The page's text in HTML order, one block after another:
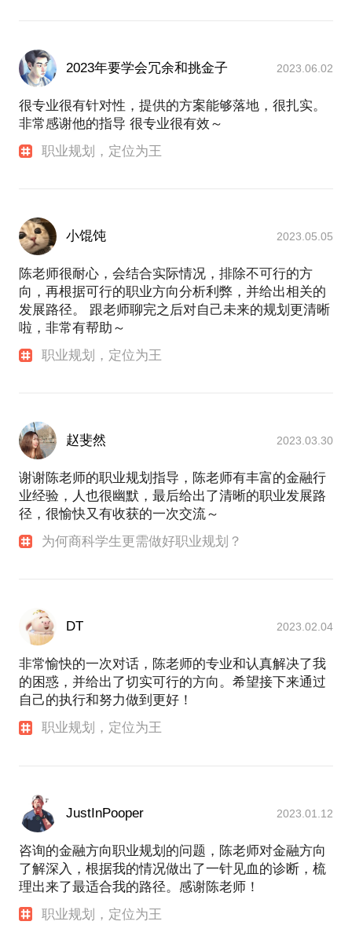
知乎专栏“方向的力量”
最新课程：
《职业规划x生涯地图》67节936分钟重磅干货课程
2023年要学会冗余和挑金子 2023.06.02
很专业很有针对性，提供的方案能够落地，很扎实。
非常感谢他的指导 很专业很有效～
职业规划，定位为王
小馄饨 2023.05.05
陈老师很耐心，会结合实际情况，排除不可行的方
向，再根据可行的职业方向分析利弊，并给出相关的
发展路径。 跟老师聊完之后对自己未来的规划更清晰
啦，非常有帮助～
职业规划，定位为王
赵斐然 2023.03.30
谢谢陈老师的职业规划指导，陈老师有丰富的金融行
业经验，人也很幽默，最后给出了清晰的职业发展路
径，很愉快又有收获的一次交流～
为何商科学生更需做好职业规划？
DT 2023.02.04
非常愉快的一次对话，陈老师的专业和认真解决了我
的困惑，并给出了切实可行的方向。希望接下来通过
自己的执行和努力做到更好！
职业规划，定位为王
JustInPooper 2023.01.12
咨询的金融方向职业规划的问题，陈老师对金融方向
了解深入，根据我的情况做出了一针见血的诊断，梳
理出来了最适合我的路径。感谢陈老师！
职业规划，定位为王